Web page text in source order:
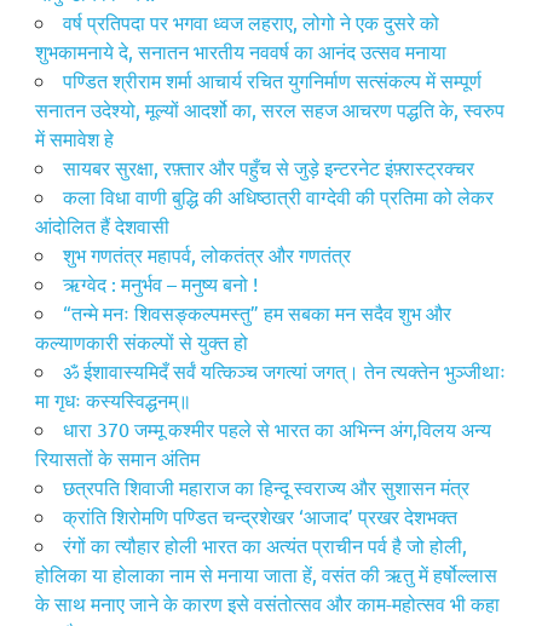
वर्ष प्रतिपदा पर भगवा ध्वज लहराए, लोगो ने एक दुसरे को
शुभकामनाये दे, सनातन भारतीय नववर्ष का आनंद उत्सव मनाया
पण्डित श्रीराम शर्मा आचार्य रचित युगनिर्माण सत्संकल्प में सम्पूर्ण
सनातन उदेश्यो, मूल्यों आदर्शो का, सरल सहज आचरण पद्धति के, स्वरुप
में समावेश हे
सायबर सुरक्षा, रफ़्तार और पहुँच से जुड़े इन्टरनेट इंफ़्रास्ट्रक्चर
कला विधा वाणी बुद्धि की अधिष्ठात्री वाग्देवी की प्रतिमा को लेकर
आंदोलित हैं देशवासी
शुभ गणतंत्र महापर्व, लोकतंत्र और गणतंत्र
ऋग्वेद : मनुर्भ‌व – मनुष्य बनो !
“तन्मे मनः शिवसङ्कल्पमस्तु” हम सबका मन सदैव शुभ और
कल्याणकारी संकल्पों से युक्त हो
ॐ ईशावास्यमिदँ सर्वं यत्किञ्च जगत्यां जगत्। तेन त्यक्तेन भुञ्जीथाः
मा गृधः कस्यस्विद्धनम्॥
धारा 370 जम्मू कश्मीर पहले से भारत का अभिन्न अंग,विलय अन्य
रियासतों के समान अंतिम
छत्रपति शिवाजी महाराज का हिन्दू स्वराज्य और सुशासन मंत्र
क्रांति शिरोमणि पण्डित चन्द्रशेखर ‘आजाद’ प्रखर देशभक्त
रंगों का त्यौहार होली भारत का अत्यंत प्राचीन पर्व है जो होली,
होलिका या होलाका नाम से मनाया जाता हें, वसंत की ऋतु में हर्षोल्लास
के साथ मनाए जाने के कारण इसे वसंतोत्सव और काम-महोत्सव भी कहा